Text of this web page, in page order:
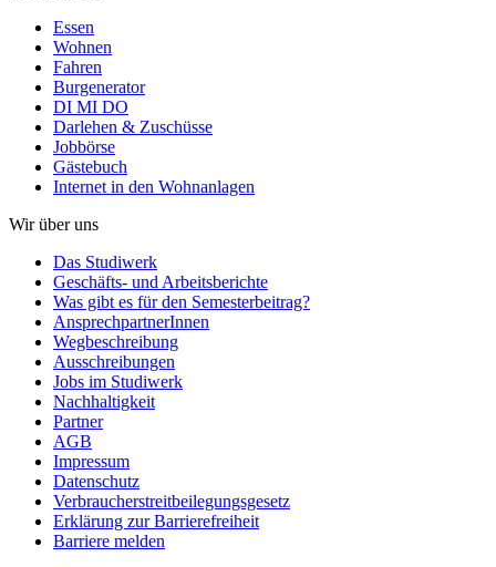
Essen
Wohnen
Fahren
Burgenerator
DI MI DO
Darlehen & Zuschüsse
Jobbörse
Gästebuch
Internet in den Wohnanlagen
Wir über uns
Das Studiwerk
Geschäfts- und Arbeitsberichte
Was gibt es für den Semesterbeitrag?
AnsprechpartnerInnen
Wegbeschreibung
Ausschreibungen
Jobs im Studiwerk
Nachhaltigkeit
Partner
AGB
Impressum
Datenschutz
Verbraucherstreitbeilegungsgesetz
Erklärung zur Barrierefreiheit
Barriere melden